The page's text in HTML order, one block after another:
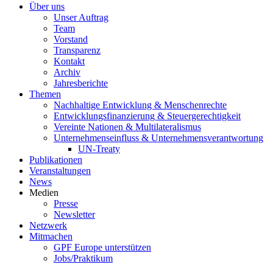
Über uns
Unser Auftrag
Team
Vorstand
Transparenz
Kontakt
Archiv
Jahresberichte
Themen
Nachhaltige Entwicklung & Menschenrechte
Entwicklungsfinanzierung & Steuergerechtigkeit
Vereinte Nationen & Multilateralismus
Unternehmenseinfluss & Unternehmensverantwortung
UN-Treaty
Publikationen
Veranstaltungen
News
Medien
Presse
Newsletter
Netzwerk
Mitmachen
GPF Europe unterstützen
Jobs/Praktikum